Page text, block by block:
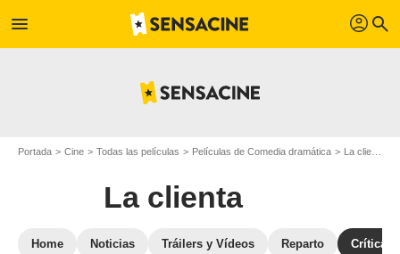
menu profil search
Portada Cine Todas las películas Películas de Comedia dramática La clienta
La clienta
Home Noticias Tráilers y Vídeos Reparto Críticas